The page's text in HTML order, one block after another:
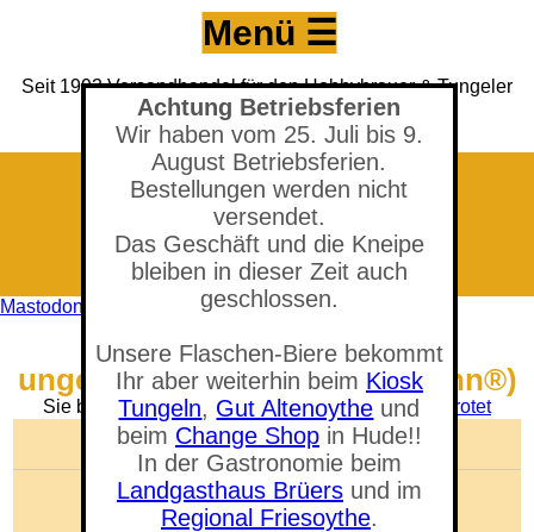
Achtung Betriebsferien
Wir haben vom 25. Juli bis 9.
August Betriebsferien.
Bestellungen werden nicht
versendet.
Das Geschäft und die Kneipe
bleiben in dieser Zeit auch
geschlossen.
Unsere Flaschen-Biere bekommt
Ihr aber weiterhin beim Kiosk
Tungeln, Gut Altenoythe und
beim Change Shopin Hude!!
In der Gastronomie beim
Landgasthaus Brüersund im
Regional Friesoythe.
Seit 1993 Versandhandel für den Hobbybrauer & Tungeler
Brauerei seit 2017
(Neuer) Tungeler Krug seit 1903
Menü ☰
Mastodon
Shop - Melanoidin-Malz,
ungeschrotet, 1 kg (Weyermann®)
Sie befinden sich in der Abteilung:Malz ungeschrotet
🛒 Warenkorb anzeigen
Anzahl der Artikel: 0
Gesamtwert: 0,00 €